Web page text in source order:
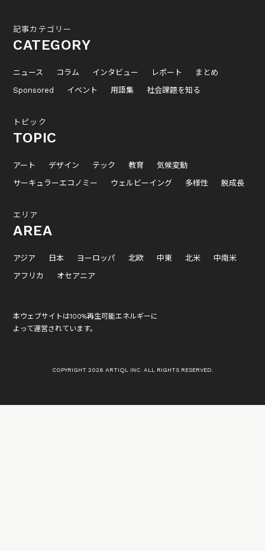
記事カテゴリー
CATEGORY
ニュース コラム インタビュー レポート
まとめ
Sponsored
イベント 用語集 社会課題を知る
トピック
TOPIC
アート デザイン テック 教育
気候変動
サーキュラーエコノミー
ウェルビーイング 多様性 脱成長
エリア
AREA
アジア 日本 ヨーロッパ 北欧 中東 北米
中南米
アフリカ
オセアニア
本ウェブサイトは100%再生可能エネルギーに
よって運営されています。
COPYRIGHT 2026 ARTIQL INC. ALL RIGHTS RESERVED.